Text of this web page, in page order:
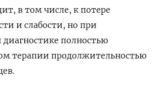
в том числе, к потере
и слабости, но при
полностью
терапии продолжительностью